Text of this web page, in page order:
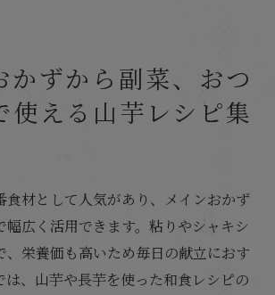
かずから副菜、おつ
使える山芋レシピ集
食材として人気があり、メインおかず
幅広く活用できます。粘りやシャキシ
、栄養価も高いため毎日の献立におす
は、山芋や長芋を使った和食レシピの